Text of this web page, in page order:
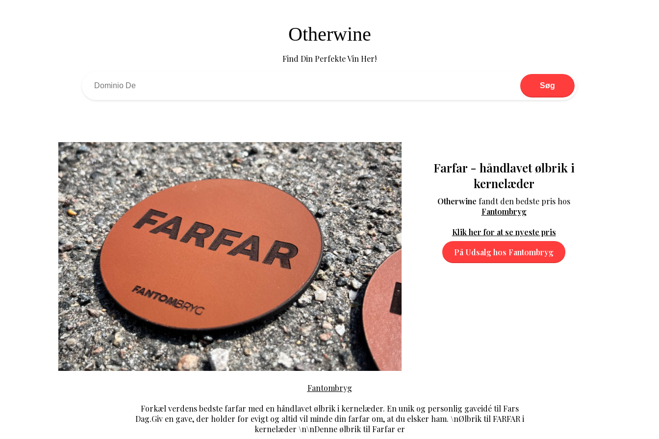
Otherwine
Find Din Perfekte Vin Her!
Søg
Farfar - håndlavet ølbrik i
kernelæder
Otherwine fandt den bedste pris hos
Fantombryg
Klik her for at se nyeste pris
På Udsalg hos Fantombryg
Fantombryg
Forkæl verdens bedste farfar med en håndlavet ølbrik i kernelæder. En unik og personlig gaveidé til Fars
Dag.Giv en gave, der holder for evigt og altid vil minde din farfar om, at du elsker ham. \nØlbrik til FARFAR i
kernelæder \n\nDenne ølbrik til Farfar er